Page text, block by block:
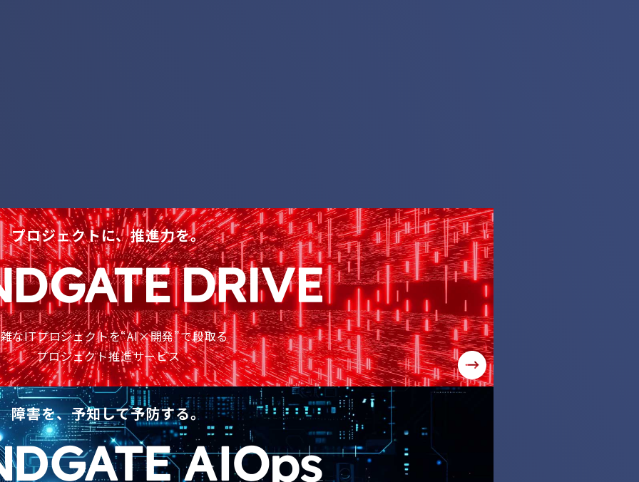
プロジェクトに、推進力を。
なITプロジェクトを“AI×開発”で段取る
プロジェクト推進サービス
障害を、予知して予防する。